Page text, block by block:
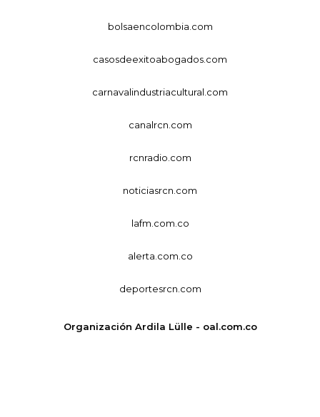
bolsaencolombia.com
casosdeexitoabogados.com
carnavalindustriacultural.com
canalrcn.com
rcnradio.com
noticiasrcn.com
lafm.com.co
alerta.com.co
deportesrcn.com
Organización Ardila Lülle - oal.com.co